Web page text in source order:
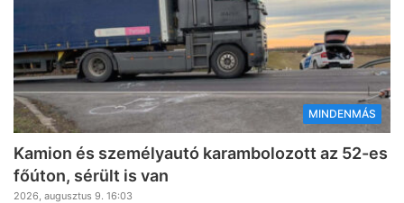
MINDENMÁS
Kamion és személyautó karambolozott az 52-es
főúton, sérült is van
2026, augusztus 9. 16:03